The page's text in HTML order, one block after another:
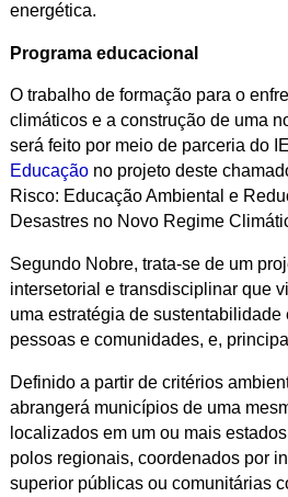
energética.
Programa educacional
O trabalho de formação para o
climáticos e a construção de uma
será feito por meio de parceria do
Educaçãono projeto deste
Risco: Educação Ambiental e
Desastres no Novo Regime
Segundo Nobre, trata-se de um
intersetorial e transdisciplinar que
uma estratégia de
pessoas e comunidades, e,
Definido a partir de critérios
abrangerá municípios de uma
localizados em um ou mais
polos regionais, coordenados por
superior públicas ou comunitárias